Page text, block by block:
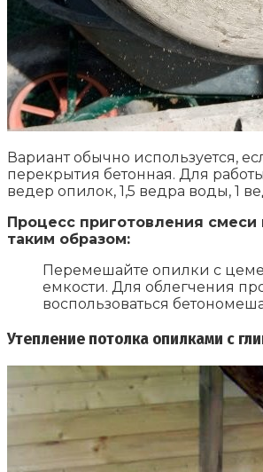
Вариант обычно используется,
перекрытия бетонная. Для
ведер опилок, 1,5 ведра воды, 1
Процесс приготовления смеси
таким образом:
Перемешайте опилки с
емкости. Для облегчения
воспользоваться
Утепление потолка опилками с